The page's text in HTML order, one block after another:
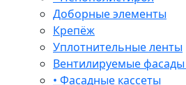
Доборные элементы
Крепёж
Уплотнительные ленты
Вентилируемые фасады
• Фасадные кассеты